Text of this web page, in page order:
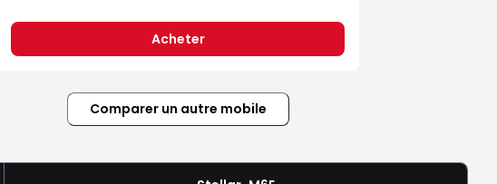
Acheter
Comparer un autre mobile